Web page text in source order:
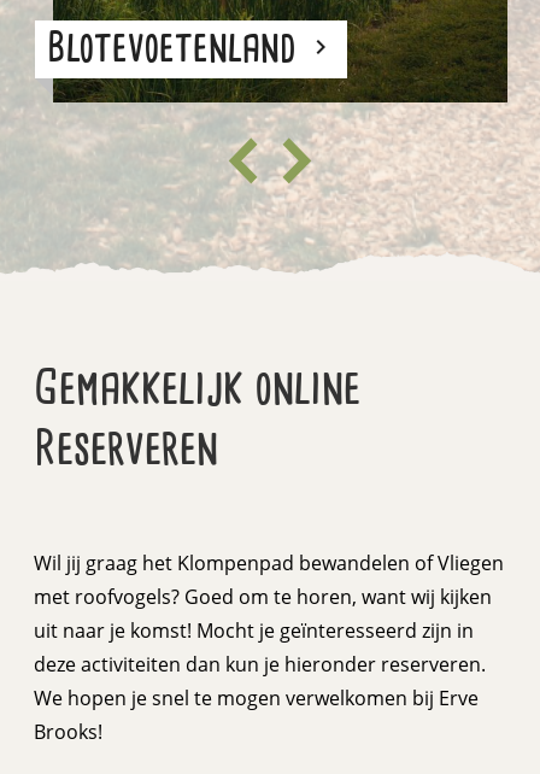
Blotevoetenland keyboard_arrow_right
Gemakkelijk online
Reserveren
Wil jij graag het Klompenpad bewandelen of Vliegen
met roofvogels? Goed om te horen, want wij kijken
uit naar je komst! Mocht je geïnteresseerd zijn in
deze activiteiten dan kun je hieronder reserveren.
We hopen je snel te mogen verwelkomen bij Erve
Brooks!